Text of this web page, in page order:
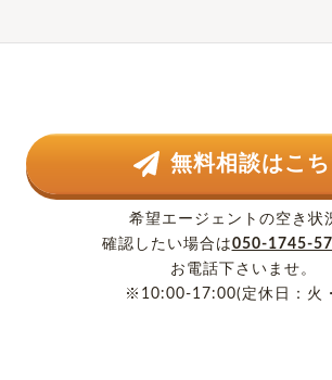
無料相談はこち
希望エージェントの空き状
確認したい場合は050-1745-
お電話下さいませ。
※10:00-17:00(定休日：火